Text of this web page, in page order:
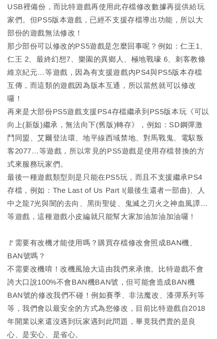
USB裡備份，而比特遊戲再使用此存檔修改數據再提供給玩
家們。但PS5版本遊戲，已經不支援存檔導出功能，所以大
部份的遊戲無法修改！
那少部份可以修改的PS5遊戲是怎麼回事呢？例如：仁王1、
仁王 2、最終幻想7、樂園的異鄉人、極地戰嚎 6、刺客教條
維京紀元…等遊戲，因為有支援遊戲內PS4與PS5版本存檔
互傳，而這類的遊戲因為版本互通，所以當然就可以修改
囉！
再來是大部份PS5遊戲支援PS4存檔繼承到PS5版本玩《可以
向上(新版)繼承，無法向下(舊版)轉存》，例如：SD鋼彈激
鬥同盟、艾爾登法環、地平線西域禁地、對馬戰鬼、電馭叛
客2077…等遊戲，所以常見的PS5遊戲是使用存檔替換的方
式來服務玩家們。
最後一種遊戲類型則是只能在PS5玩，而且不支援繼承PS4
存檔，例如：The Last of Us Part I(最後生還者一部曲)、人
中之龍7光與闇的去向、黑街聖徒、鬼滅之刃火之神血風譚…
等遊戲，這種遊戲小皮編就只能幫大家加油加油加油囉！
🚩需要有改機才能使用嗎？購買存檔修改會照成BAN機、
BAN號嗎？
不需要改機唷！改機風險大這由我們來承擔。比特遊戲不會
誇大口說100%不會BAN機BAN號，但可能會造成BAN機
BAN號的修改我們不碰！例如賽季、非法魔改、漆彈系列等
等，我們會以最安全的方式為您修改，目前比特遊戲自2018
年開業以來還沒遇到玩家遇到此問題，畢竟我們賣的是良
心、是安心、是省心。